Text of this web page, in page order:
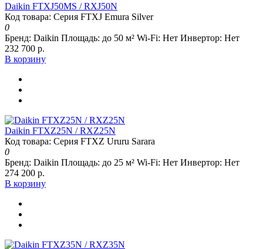
Daikin FTXJ50MS / RXJ50N
Код товара: Серия FTXJ Emura Silver
0
Бренд: Daikin Площадь: до 50 м² Wi-Fi: Нет Инвертор: Нет
232 700 р.
В корзину
Daikin FTXZ25N / RXZ25N
Код товара: Серия FTXZ Ururu Sarara
0
Бренд: Daikin Площадь: до 25 м² Wi-Fi: Нет Инвертор: Нет
274 200 р.
В корзину